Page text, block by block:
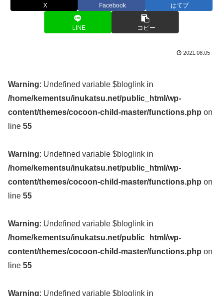
X Facebook はてブ
LINE コピー
2021.08.05
Warning: Undefined variable $bloglink in
/home/kementsu/inukatsu.net/public_html/wp-
content/themes/cocoon-child-master/functions.php on
line 55
Warning: Undefined variable $bloglink in
/home/kementsu/inukatsu.net/public_html/wp-
content/themes/cocoon-child-master/functions.php on
line 55
Warning: Undefined variable $bloglink in
/home/kementsu/inukatsu.net/public_html/wp-
content/themes/cocoon-child-master/functions.php on
line 55
Warning: Undefined variable $bloglink in